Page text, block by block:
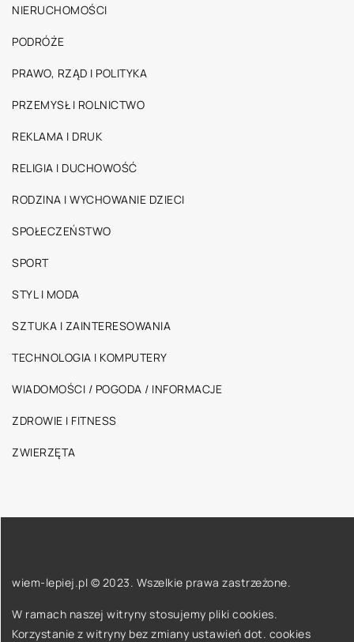
NIERUCHOMOŚCI
PODRÓŻE
PRAWO, RZĄD I POLITYKA
PRZEMYSŁ I ROLNICTWO
REKLAMA I DRUK
RELIGIA I DUCHOWOŚĆ
RODZINA I WYCHOWANIE DZIECI
SPOŁECZEŃSTWO
SPORT
STYL I MODA
SZTUKA I ZAINTERESOWANIA
TECHNOLOGIA I KOMPUTERY
WIADOMOŚCI / POGODA / INFORMACJE
ZDROWIE I FITNESS
ZWIERZĘTA
wiem-lepiej.pl © 2023. Wszelkie prawa zastrzeżone.
W ramach naszej witryny stosujemy pliki cookies.
Korzystanie z witryny bez zmiany ustawień dot. cookies